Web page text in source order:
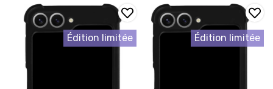
Édition limitée Édition limitée